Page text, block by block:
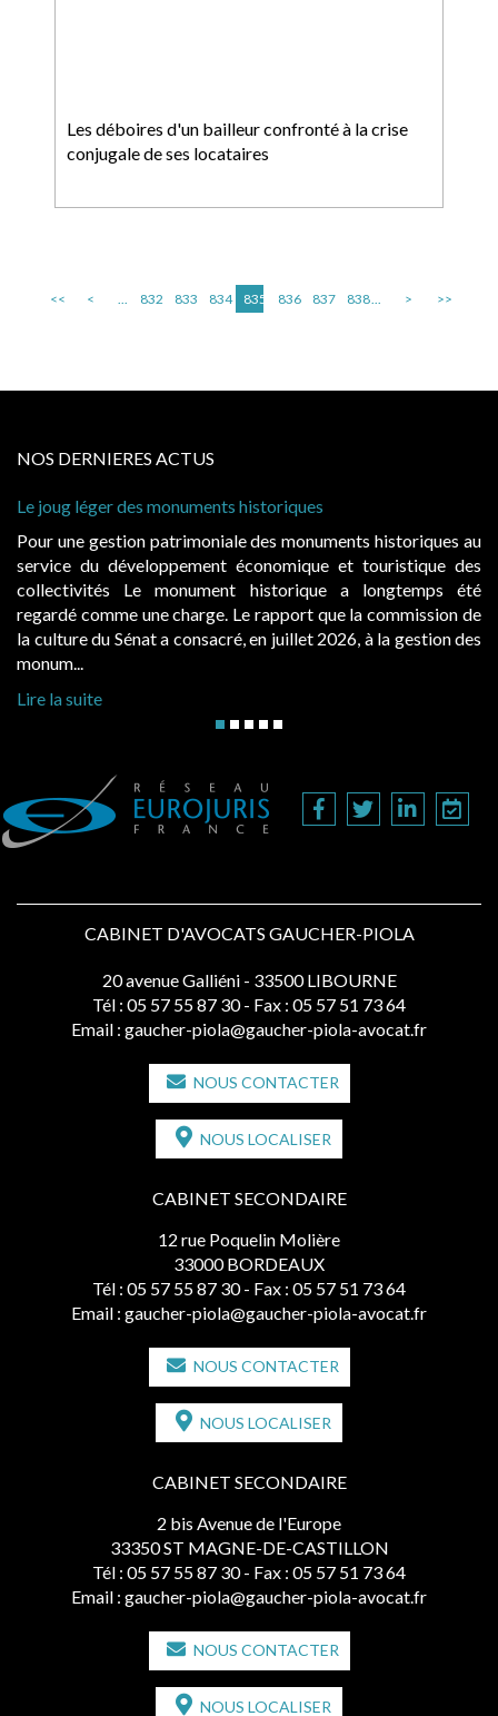
Les déboires d'un bailleur confronté à la crise
conjugale de ses locataires
<< < ... 832 833 834 835 836 837 838... > >>
NOS DERNIERES ACTUS
Le joug léger des monuments historiques
Pour une gestion patrimoniale des monuments historiques au
service du développement économique et touristique des
collectivités Le monument historique a longtemps été
regardé comme une charge. Le rapport que la commission de
la culture du Sénat a consacré, en juillet 2026, à la gestion des
monum...
Lire la suite
CABINET D'AVOCATS GAUCHER-PIOLA
20 avenue Galliéni - 33500 LIBOURNE
Tél : 05 57 55 87 30 - Fax : 05 57 51 73 64
Email : gaucher-piola@gaucher-piola-avocat.fr
NOUS CONTACTER
NOUS LOCALISER
CABINET SECONDAIRE
12 rue Poquelin Molière
33000 BORDEAUX
Tél : 05 57 55 87 30 - Fax : 05 57 51 73 64
Email : gaucher-piola@gaucher-piola-avocat.fr
NOUS CONTACTER
NOUS LOCALISER
CABINET SECONDAIRE
2 bis Avenue de l'Europe
33350 ST MAGNE-DE-CASTILLON
Tél : 05 57 55 87 30 - Fax : 05 57 51 73 64
Email : gaucher-piola@gaucher-piola-avocat.fr
NOUS CONTACTER
NOUS LOCALISER